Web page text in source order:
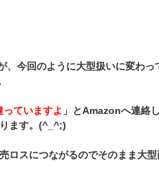
、今回のように大型扱いに変わっ
ていますよ 」とAmazonへ連絡
ます。(^_^;)
ロスにつながるのでそのまま大